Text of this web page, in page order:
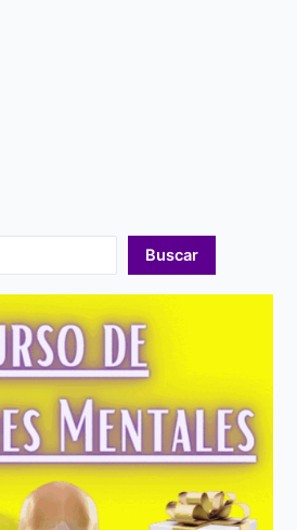
Buscar